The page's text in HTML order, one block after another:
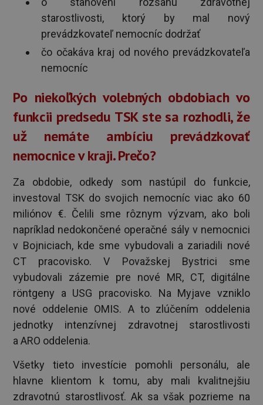
starostlivosti, ktorý by mal nový
prevádzkovateľ nemocníc dodržať
čo očakáva kraj od nového prevádzkovateľa
nemocníc
Po niekoľkých volebných obdobiach vo
funkcii predsedu TSK ste sa rozhodli, že
už nemáte ambíciu prevádzkovať
nemocnice v kraji. Prečo?
Za obdobie, odkedy som nastúpil do funkcie,
investoval TSK do svojich nemocníc viac ako 60
miliónov €. Čelili sme rôznym výzvam, ako boli
napríklad nedokončené operačné sály v nemocnici
v Bojniciach, kde sme vybudovali a zariadili nové
CT pracovisko. V Považskej Bystrici sme
vybudovali zázemie pre nové MR, CT, digitálne
röntgeny a USG pracovisko. Na Myjave vzniklo
nové oddelenie OMIS. A to zlúčením oddelenia
jednotky intenzívnej zdravotnej starostlivosti
a ARO oddelenia.
Všetky tieto investície pomohli personálu, ale
hlavne klientom k tomu, aby mali kvalitnejšiu
zdravotnú starostlivosť. Ak sa však pozrieme na